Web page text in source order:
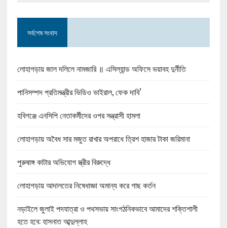
সর্বশেষ সংবাদ
লোহাগড়ায় জাল দলিলে নামজারি ॥ এসিল্যান্ড অফিসে ভয়াবহ দুর্নীতি
পানিসম্পদ প্রতিমন্ত্রীর ভিডিও ভাইরাল, ফেক দাবি’
হবিগঞ্জে এনসিপি নেতাকর্মীদের ওপর সন্ত্রাসী হামলা
লোহাগড়ায় অবৈধ সার মজুত রাখার অপরাধে ত্রিশ হাজার টাকা জরিমানা
পুরুষাঙ্গ কাটার অভিযোগ স্ত্রীর বিরুদ্ধে
লোহাগড়ায় আদালতের নিষেধাজ্ঞা অমান্য করে গাছ কর্তন
নড়াইলে জুলাই পদযাত্রা ও পথসভায় সাংগঠনিকভাবে আমাদের শক্তিশালী
হতে হবে: হাসনাত আব্দুল্লাহ